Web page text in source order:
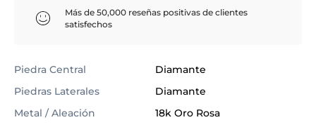
Más de 50,000 reseñas positivas de clientes
satisfechos
Piedra Central
Diamante
Piedras Laterales
Diamante
Metal / Aleación
18k Oro Rosa